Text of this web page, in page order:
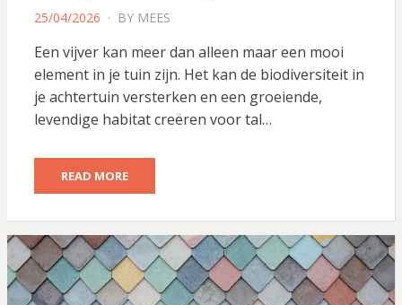
POSTED
25/04/2026 BY MEES
Een vijver kan meer dan alleen maar een mooi
element in je tuin zijn. Het kan de biodiversiteit in
je achtertuin versterken en een groeiende,
levendige habitat creëren voor tal…
READ MORE